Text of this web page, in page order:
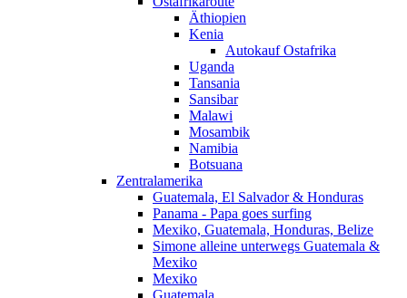
Äthiopien
Kenia
Autokauf Ostafrika
Uganda
Tansania
Sansibar
Malawi
Mosambik
Namibia
Botsuana
Zentralamerika
Guatemala, El Salvador & Honduras
Panama - Papa goes surfing
Mexiko, Guatemala, Honduras, Belize
Simone alleine unterwegs Guatemala &
Mexiko
Mexiko